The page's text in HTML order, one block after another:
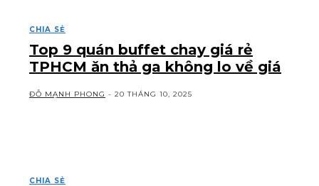
CHIA SẺ
Top 9 quán buffet chay giá rẻ
TPHCM ăn thả ga không lo về giá
ĐỖ MẠNH PHONG - 20 THÁNG 10, 2025
CHIA SẺ